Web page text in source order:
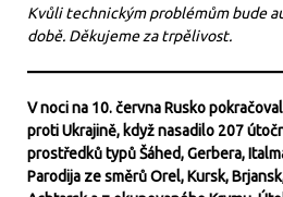
Kvůli technickým problémům bude
době. Děkujeme za trpělivost.
V noci na 10. června Rusko
proti Ukrajině, když nasadilo 207
prostředků typů Šáhed, Gerbera,
Parodija ze směrů Orel, Kursk,